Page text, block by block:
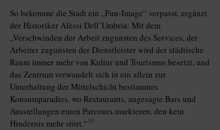
So bekomme die Stadt ein „Fun-Image“ verpasst, ergänzt
der Historiker Alèssi Dell’Umbria: Mit dem
„Verschwinden der Arbeit zugunsten des Services, der
Arbeiter zugunsten der Dienstleister wird der städtische
Raum immer mehr von Kultur und Tourismus besetzt, und
das Zentrum verwandelt sich in ein allein zur
Unterhaltung der Mittelschicht bestimmtes
Konsumparadies, wo Restaurants, angesagte Bars und
Ausstellungen einen Parcours markieren, den kein
Hindernis mehr stört.“ 10